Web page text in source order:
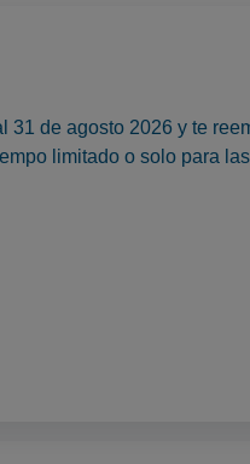
31 de agosto 2026 y te
limitado o solo para